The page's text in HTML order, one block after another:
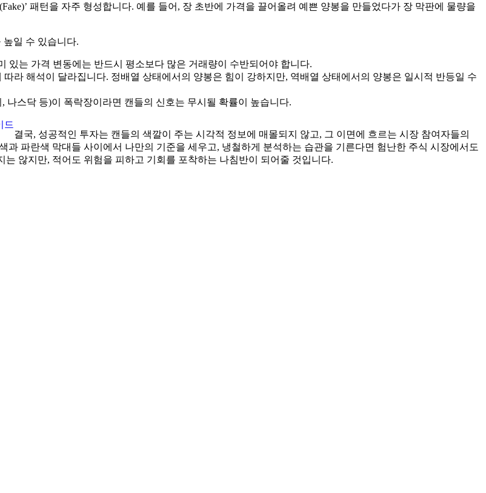
패턴을 자주 형성합니다. 예를 들어, 장 초반에 가격을 끌어올려 예쁜 양봉을 만들었다가 장 막판에 물량을
일 수 있습니다.
있는 가격 변동에는 반드시 평소보다 많은 거래량이 수반되어야 합니다.
라 해석이 달라집니다. 정배열 상태에서의 양봉은 힘이 강하지만, 역배열 상태에서의 양봉은 일시적 반등일 수
나스닥 등)이 폭락장이라면 캔들의 신호는 무시될 확률이 높습니다.
드
결국, 성공적인 투자는 캔들의 색깔이 주는 시각적 정보에 매몰되지 않고, 그 이면에 흐르는 시장 참여자들의
파란색 막대들 사이에서 나만의 기준을 세우고, 냉철하게 분석하는 습관을 기른다면 험난한 주식 시장에서도
않지만, 적어도 위험을 피하고 기회를 포착하는 나침반이 되어줄 것입니다.